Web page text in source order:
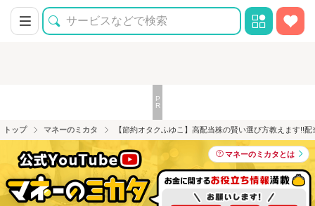
トップ マネーのミカタ 【節約オタクふゆこ】高配当株の賢い選び方教えます!!
マネーのミカタとは